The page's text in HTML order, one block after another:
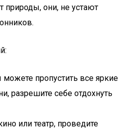
природы, они, не устают
можете пропустить все яркие
разрешите себе отдохнуть
или театр, проведите